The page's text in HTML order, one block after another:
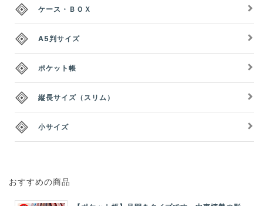
ケース・ＢＯＸ
A5判サイズ
ポケット帳
縦長サイズ（スリム）
小サイズ
おすすめの商品